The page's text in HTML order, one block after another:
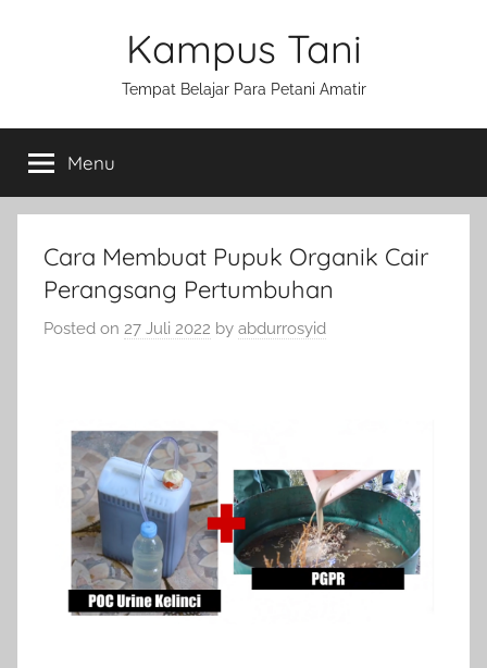
Kampus Tani
Tempat Belajar Para Petani Amatir
Menu
Cara Membuat Pupuk Organik Cair
Perangsang Pertumbuhan
Posted on 27 Juli 2022 by abdurrosyid